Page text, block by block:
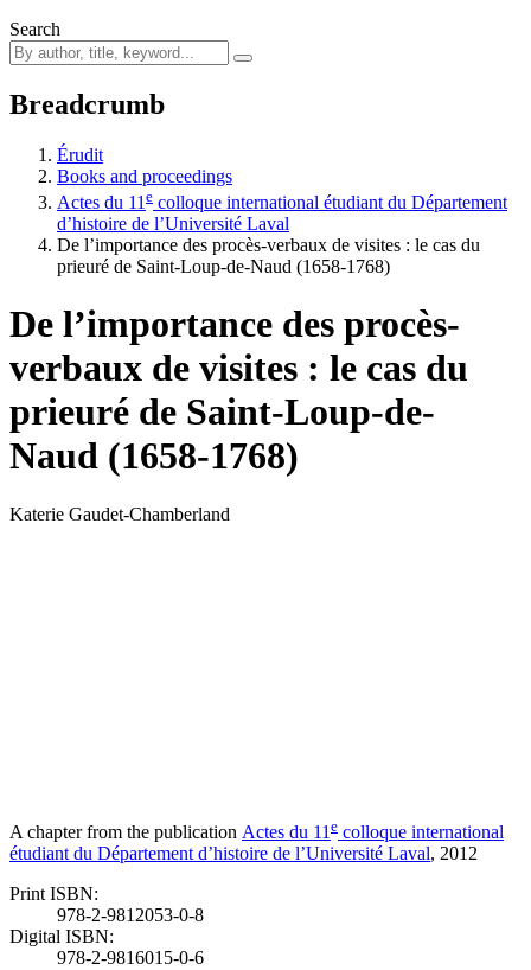
Search
Breadcrumb
Érudit
Books and proceedings
Actes du 11 e colloque international étudiant du Département
d’histoire de l’Université Laval
De l’importance des procès-verbaux de visites : le cas du
prieuré de Saint-Loup-de-Naud (1658-1768)
De l’importance des procès-
verbaux de visites : le cas du
prieuré de Saint-Loup-de-
Naud (1658-1768)
Katerie Gaudet-Chamberland
A chapter from the publication Actes du 11 e colloque international
étudiant du Département d’histoire de l’Université Laval, 2012
Print ISBN:
978-2-9812053-0-8
Digital ISBN:
978-2-9816015-0-6